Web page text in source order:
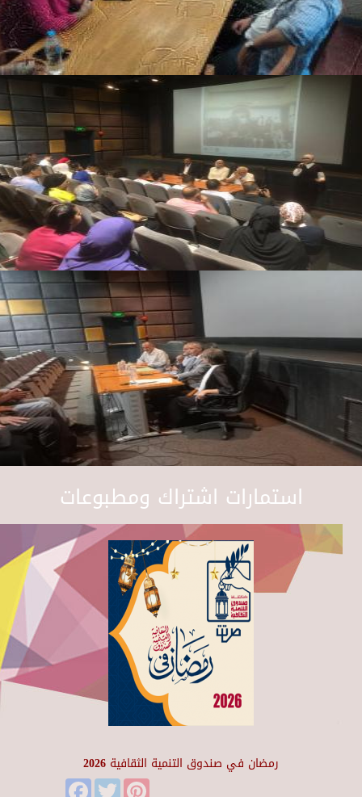
استمارات اشتراك ومطبوعات
رمضان في صندوق التنمية الثقافية 2026
FacebookTwitter